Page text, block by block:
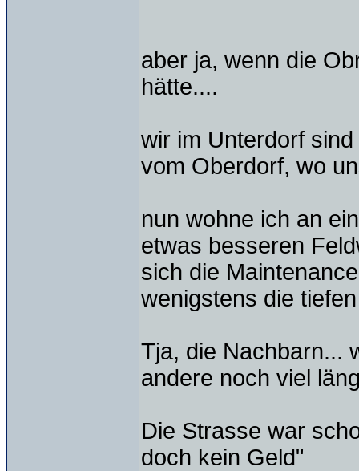
aber ja, wenn die
hätte....
wir im Unterdorf
vom Oberdorf, wo
nun wohne ich an
etwas besseren
sich die
wenigstens die
Tja, die Nachbarn...
andere noch viel
Die Strasse war
doch kein Geld"